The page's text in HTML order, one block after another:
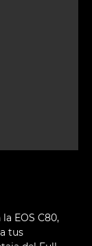
EOS C80,
tus